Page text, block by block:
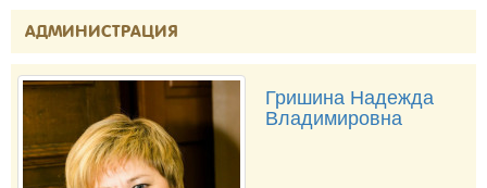
АДМИНИСТРАЦИЯ
Гришина Надежда
Владимировна